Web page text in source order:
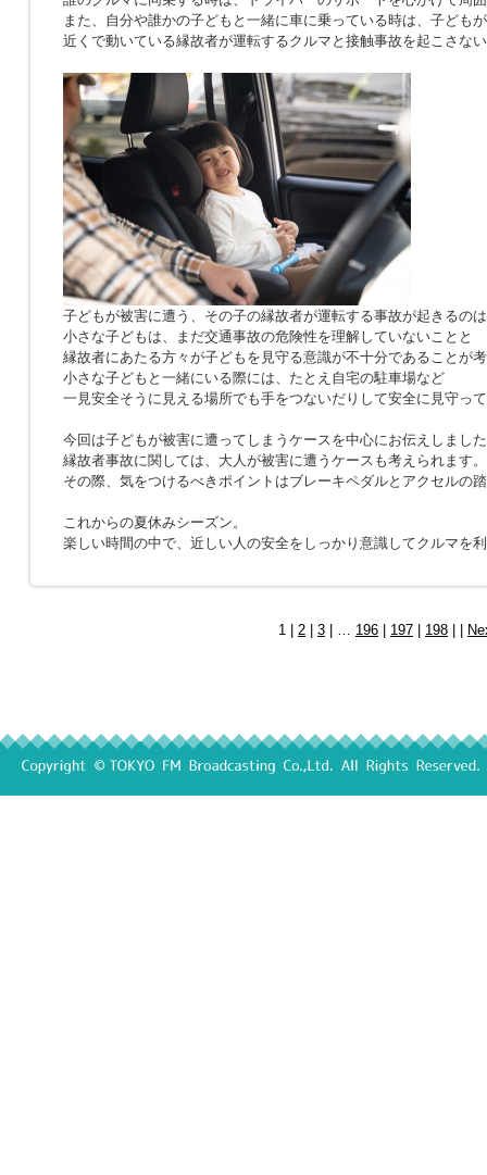
また、自分や誰かの子どもと一緒に車に乗っている時は、子ども
近くで動いている縁故者が運転するクルマと接触事故を起こさな
子どもが被害に遭う、その子の縁故者が運転する事故が起きるの
小さな子どもは、まだ交通事故の危険性を理解していないことと
縁故者にあたる方々が子どもを見守る意識が不十分であることが
小さな子どもと一緒にいる際には、たとえ自宅の駐車場など
一見安全そうに見える場所でも手をつないだりして安全に見守っ
今回は子どもが被害に遭ってしまうケースを中心にお伝えしまし
縁故者事故に関しては、大人が被害に遭うケースも考えられます。
その際、気をつけるべきポイントはブレーキペダルとアクセルの
これからの夏休みシーズン。
楽しい時間の中で、近しい人の安全をしっかり意識してクルマを
1 | 2 3 | … 196 197 198